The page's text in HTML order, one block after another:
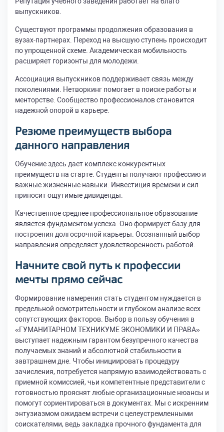
выпускников.
Существуют программы продолжения образования в
вузах-партнерах. Переход на высшую ступень происходит
по упрощенной схеме. Академическая мобильность
расширяет горизонты для молодежи.
Ассоциация выпускников поддерживает связь между
поколениями. Нетворкинг помогает в поиске работы и
менторстве. Сообщество профессионалов становится
надежной опорой в карьере.
Резюме преимуществ выбора
данного направления
Обучение здесь дает комплекс конкурентных
преимуществ на старте. Студенты получают профессию и
важные жизненные навыки. Инвестиция времени и сил
приносит ощутимые дивиденды.
Качественное среднее профессиональное образование
является фундаментом успеха. Оно формирует базу для
построения долгосрочной карьеры. Осознанный выбор
направления определяет удовлетворенность работой.
Начните свой путь к профессии
мечты прямо сейчас
Формирование намерения стать студентом нуждается в
предельной осмотрительности и глубоком анализе всех
сопутствующих факторов. Выбор в пользу обучения в
«ГУМАНИТАРНОМ ТЕХНИКУМЕ ЭКОНОМИКИ И ПРАВА»
выступает надежным гарантом безупречного качества
получаемых знаний и абсолютной стабильности в
завтрашнем дне. Чтобы инициировать процедуру
зачисления, потребуется напрямую взаимодействовать с
приемной комиссией, чьи компетентные представители с
готовностью прояснят любые организационные нюансы и
помогут сориентироваться в документах. Мы с искренним
энтузиазмом ожидаем встречи с целеустремленными
соискателями, ведь закладка прочного фундамента для